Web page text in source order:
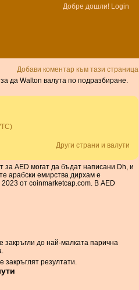
Добре дошли! Login
Добави коментар към тази страница
да Walton валута по подразбиране.
Други страни и валути
AED могат да бъдат написани Dh, и
арабски емирства дирхам е
от coinmarketcap.com. В AED
​​закръгли до най-малката парична
закръглят резултати.